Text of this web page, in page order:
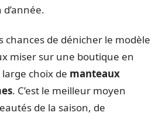
chances de dénicher le modèle
miser sur une boutique en
choix de manteaux
. C’est le meilleur moyen
de la saison, de